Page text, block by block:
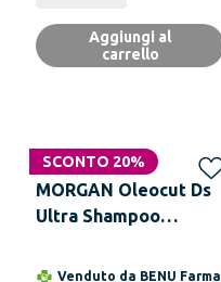
Aggiungi al
carrello
SCONTO 20%
MORGAN Oleocut Ds
Ultra Shampoo
Regolatore 100 ml
Venduto da BENU Farma